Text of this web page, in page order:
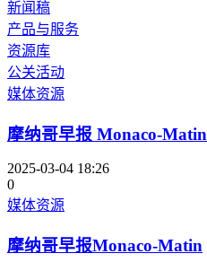
新闻稿
产品与服务
资源库
公关活动
媒体资源
摩纳哥早报 Monaco-Matin
2025-03-04 18:26
0
媒体资源
摩纳哥早报Monaco-Matin